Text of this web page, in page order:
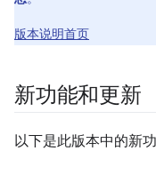
版本说明首页
新功能和更新
以下是此版本中的新